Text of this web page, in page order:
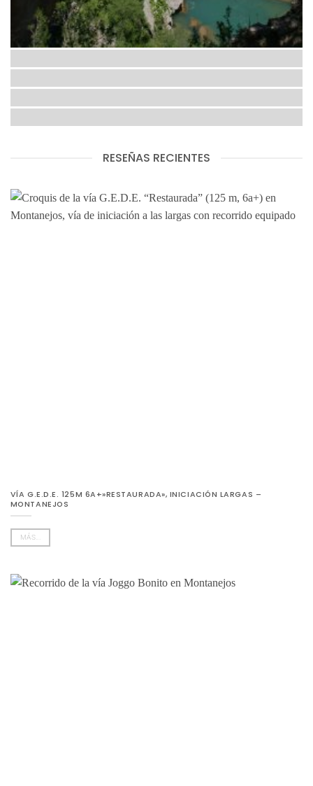
RESEÑAS RECIENTES
VÍA G.E.D.E. 125M 6A+»RESTAURADA», INICIACIÓN LARGAS –
MONTANEJOS
MÁS...